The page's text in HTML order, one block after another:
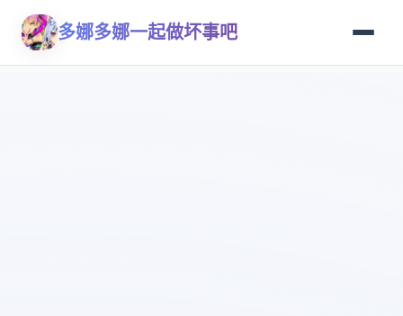
多娜多娜一起做坏事吧